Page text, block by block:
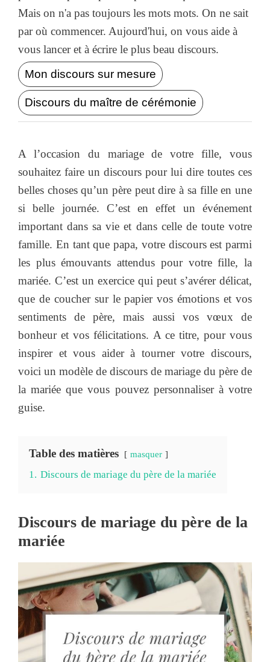
Mais on n'a pas toujours les mots mots. On ne sait
par où commencer. Aujourd'hui, on vous aide à
vous lancer et à écrire le plus beau discours.
Mon discours sur mesure
Discours du maître de cérémonie
A l’occasion du mariage de votre fille, vous
souhaitez faire un discours pour lui dire toutes ces
belles choses qu’un père peut dire à sa fille en une
si belle journée. C’est en effet un événement
important dans sa vie et dans celle de toute votre
famille. En tant que papa, votre discours est parmi
les plus émouvants attendus pour votre fille, la
mariée. C’est un exercice qui peut s’avérer délicat,
que de coucher sur le papier vos émotions et vos
sentiments de père, mais aussi vos vœux de
bonheur et vos félicitations. A ce titre, pour vous
inspirer et vous aider à tourner votre discours,
voici un modèle de discours de mariage du père de
la mariée que vous pouvez personnaliser à votre
guise.
Table des matières masquer
1. Discours de mariage du père de la mariée
Discours de mariage du père de la
mariée